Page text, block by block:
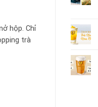
hộp. Chỉ
trà